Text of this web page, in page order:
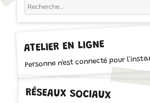
Recherche
ATELIER EN LIGNE
Personne n'est connecté pour
RÉSEAUX SOCIAUX